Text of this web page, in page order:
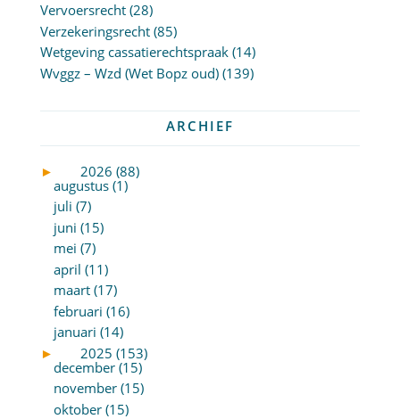
Vervoersrecht(28)
Verzekeringsrecht(85)
Wetgeving cassatierechtspraak(14)
Wvggz – Wzd (Wet Bopz oud)(139)
ARCHIEF
►
2026 (88)
augustus (1)
juli (7)
juni (15)
mei (7)
april (11)
maart (17)
februari (16)
januari (14)
►
2025 (153)
december (15)
november (15)
oktober (15)